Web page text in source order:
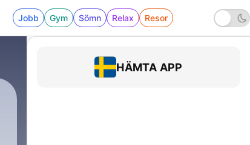
Jobb Gym Sömn Relax Resor
HÄMTA APP